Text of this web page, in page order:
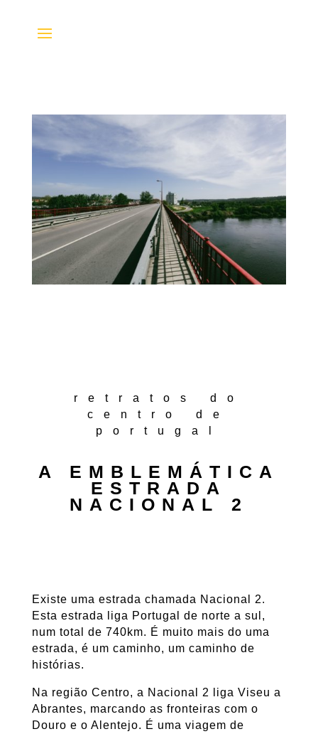
retratos do
centro de
portugal
A EMBLEMÁTICA
ESTRADA
NACIONAL 2
Existe uma estrada chamada Nacional 2.
Esta estrada liga Portugal de norte a sul,
num total de 740km. É muito mais do uma
estrada, é um caminho, um caminho de
histórias.
Na região Centro, a Nacional 2 liga Viseu a
Abrantes, marcando as fronteiras com o
Douro e o Alentejo. É uma viagem de